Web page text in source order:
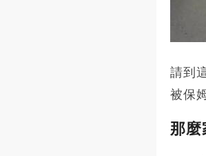
請到
被保
那麼